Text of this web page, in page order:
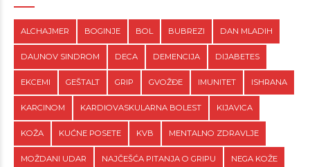
ALCHAJMER BOGINJE BOL BUBREZI DAN MLADIH
DAUNOV SINDROM DECA DEMENCIJA DIJABETES
EKCEMI GEŠTALT GRIP GVOŽĐE IMUNITET ISHRANA
KARCINOM KARDIOVASKULARNA BOLEST KIJAVICA
KOŽA KUĆNE POSETE KVB MENTALNO ZDRAVLJE
MOŽDANI UDAR NAJČEŠĆA PITANJA O GRIPU NEGA KOŽE